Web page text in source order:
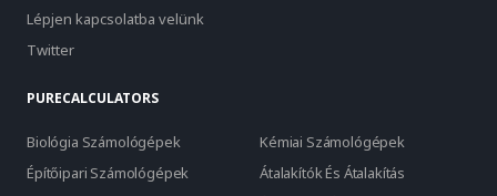
Lépjen kapcsolatba velünk
Twitter
PURECALCULATORS
Biológia Számológépek
Kémiai Számológépek
Építőipari Számológépek
Átalakítók És Átalakítás